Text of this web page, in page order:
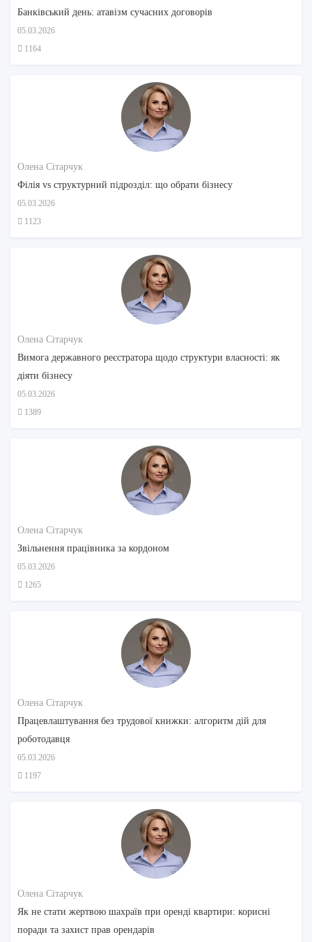
Банківський день: атавізм сучасних договорів
05.03.2026
1164
Олена Сітарчук
Філія vs структурний підрозділ: що обрати бізнесу
05.03.2026
1123
Олена Сітарчук
Вимога державного реєстратора щодо структури власності: як
діяти бізнесу
05.03.2026
1389
Олена Сітарчук
Звільнення працівника за кордоном
05.03.2026
1265
Олена Сітарчук
Працевлаштування без трудової книжки: алгоритм дій для
роботодавця
05.03.2026
1197
Олена Сітарчук
Як не стати жертвою шахраїв при оренді квартири: корисні
поради та захист прав орендарів